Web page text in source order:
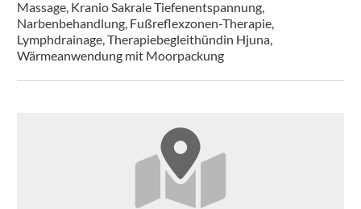
Massage, Kranio Sakrale Tiefenentspannung,
Narbenbehandlung, Fußreflexzonen-Therapie,
Lymphdrainage, Therapiebegleithündin Hjuna,
Wärmeanwendung mit Moorpackung